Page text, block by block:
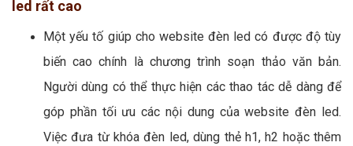
led rất cao
Một yếu tố giúp cho website đèn led có được độ tùy
biến cao chính là chương trình soạn thảo văn bản.
Người dùng có thể thực hiện các thao tác dễ dàng để
góp phần tối ưu các nội dung của website đèn led.
Việc đưa từ khóa đèn led, dùng thẻ h1, h2 hoặc thêm